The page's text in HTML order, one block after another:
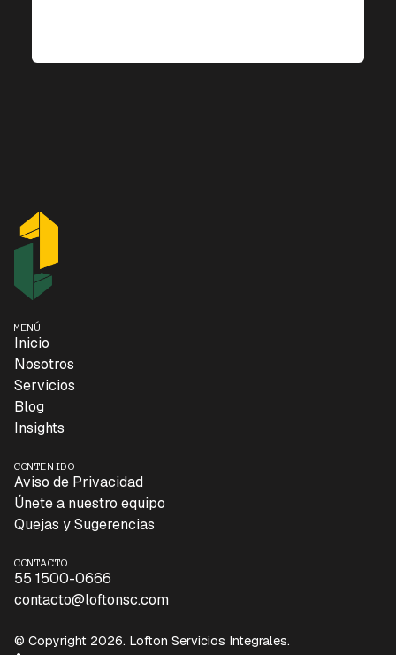
MENÚ
Inicio
Nosotros
Servicios
Blog
Insights
CONTENIDO
Aviso de Privacidad
Únete a nuestro equipo
Quejas y Sugerencias
CONTACTO
55 1500-0666
contacto@loftonsc.com
© Copyright 2026. Lofton Servicios Integrales.